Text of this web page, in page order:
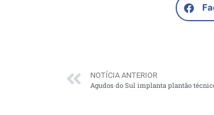
NOTÍCIA ANTERIOR
Agudos do Sul implanta plantão